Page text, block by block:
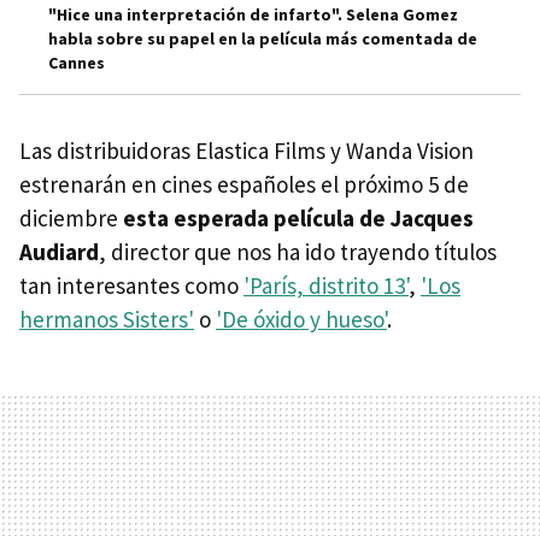
"Hice una interpretación de infarto". Selena Gomez
habla sobre su papel en la película más comentada de
Cannes
Las distribuidoras Elastica Films y Wanda Vision
estrenarán en cines españoles el próximo 5 de
diciembre esta esperada película de Jacques
Audiard, director que nos ha ido trayendo títulos
tan interesantes como 'París, distrito 13', 'Los
hermanos Sisters' o 'De óxido y hueso'.